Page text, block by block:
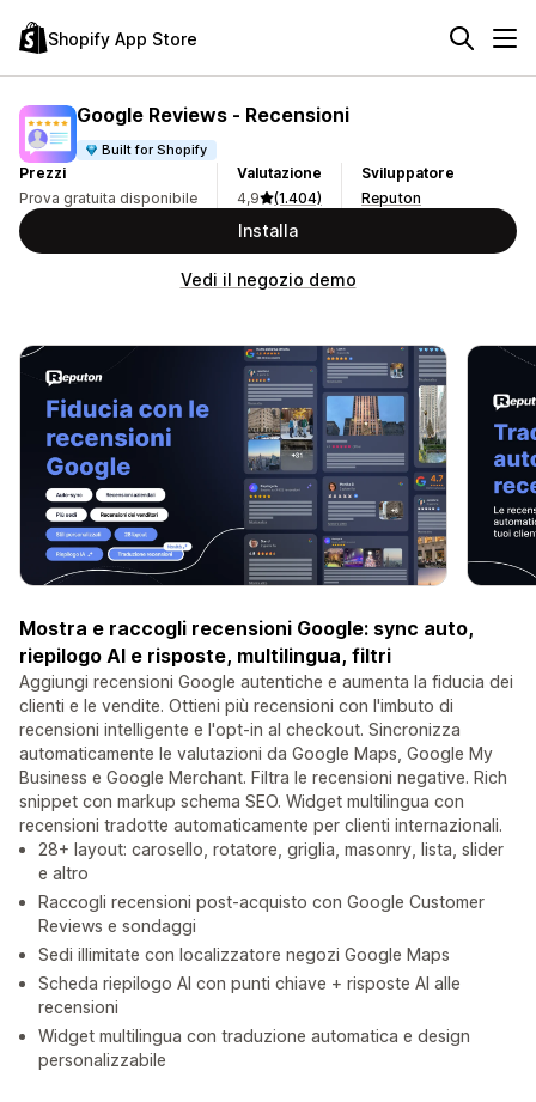
Shopify App Store
Google Reviews ‑ Recensioni
Built for Shopify
Prezzi
Prova gratuita disponibile
Valutazione
4,9
(1.404)
Sviluppatore
Reputon
Installa
Vedi il negozio demo
Mostra e raccogli recensioni Google: sync auto,
riepilogo AI e risposte, multilingua, filtri
Aggiungi recensioni Google autentiche e aumenta la fiducia dei
clienti e le vendite. Ottieni più recensioni con l'imbuto di
recensioni intelligente e l'opt-in al checkout. Sincronizza
automaticamente le valutazioni da Google Maps, Google My
Business e Google Merchant. Filtra le recensioni negative. Rich
snippet con markup schema SEO. Widget multilingua con
recensioni tradotte automaticamente per clienti internazionali.
28+ layout: carosello, rotatore, griglia, masonry, lista, slider
e altro
Raccogli recensioni post-acquisto con Google Customer
Reviews e sondaggi
Sedi illimitate con localizzatore negozi Google Maps
Scheda riepilogo AI con punti chiave + risposte AI alle
recensioni
Widget multilingua con traduzione automatica e design
personalizzabile